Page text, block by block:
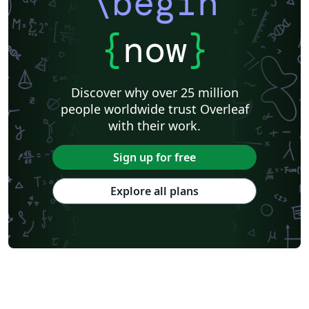
{now}
Discover why over 25 million
people worldwide trust Overleaf
with their work.
Sign up for free
Explore all plans